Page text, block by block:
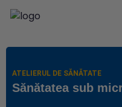
ATELIERUL DE SĂNĂTATE
Sănătatea sub